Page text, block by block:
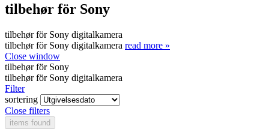
tilbehør för Sony
tilbehør för Sony digitalkamera
tilbehør för Sony digitalkamera read more »
Close window
tilbehør för Sony
tilbehør för Sony digitalkamera
Filter
sortering
Close filters
items found